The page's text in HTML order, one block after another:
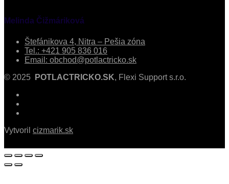
Melinda Čižmáriková
Štefánikova 4, Nitra – Pešia zóna
Tel.: +421 905 836 016
Email: obchod@potlactricko.sk
© 2025
POTLACTRICKO.SK, Flexi Support s.r.o.
Vytvoril cizmarik.sk